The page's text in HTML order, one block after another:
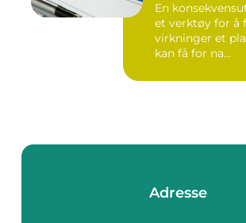
En
et verktøy for å
virkninger et
kan få for na...
Adresse